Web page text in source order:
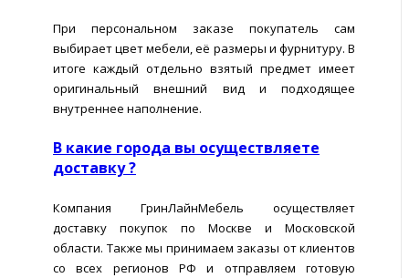
При персональном заказе покупатель сам
выбирает цвет мебели, её размеры и фурнитуру. В
итоге каждый отдельно взятый предмет имеет
оригинальный внешний вид и подходящее
внутреннее наполнение.
В какие города вы осуществляете
доставку ?
Компания ГринЛайнМебель осуществляет
доставку покупок по Москве и Московской
области. Также мы принимаем заказы от клиентов
со всех регионов РФ и отправляем готовую